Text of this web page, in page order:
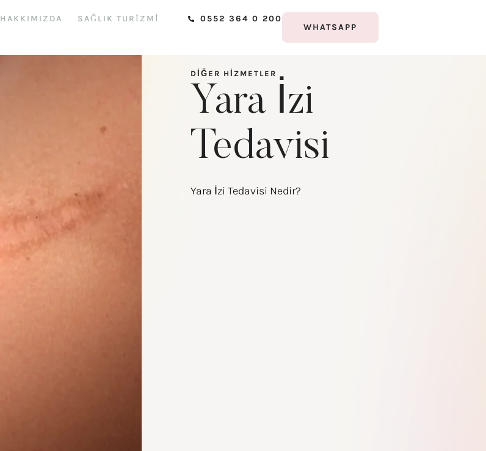
HAKKIMIZDA
SAĞLIK TURİZMİ
0552 364 0 200
WHATSAPP
DIĞER HIZMETLER
Yara İzi
Tedavisi
Yara İzi Tedavisi Nedir?